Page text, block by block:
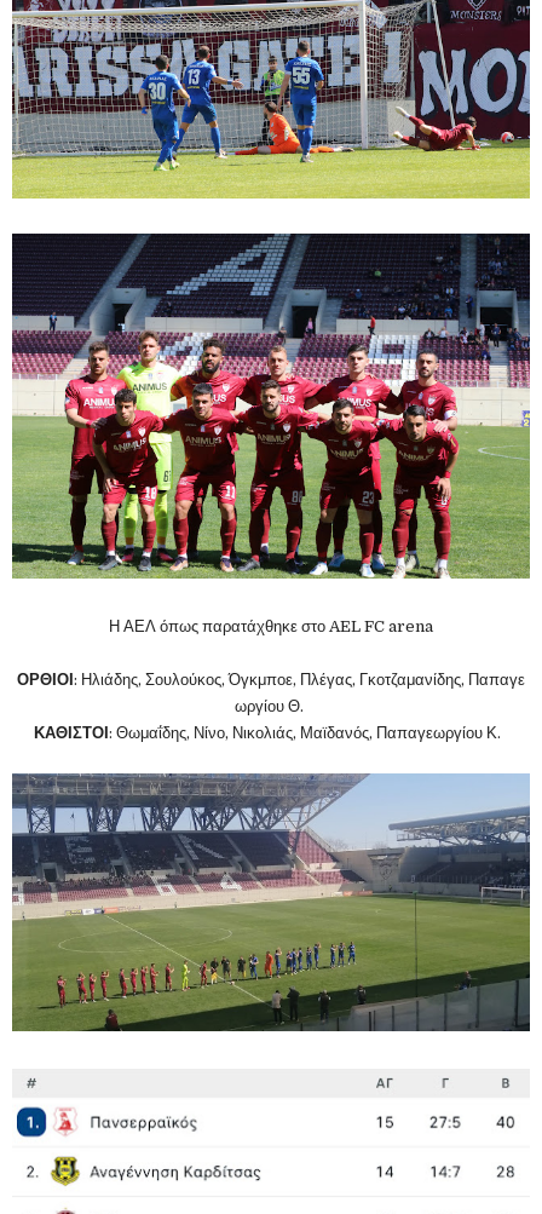
Η ΑΕΛ όπως παρατάχθηκε στο AEL FC arena
ΟΡΘΙΟΙ : Ηλιάδης, Σουλούκος,Όγκμποε, Πλέγας, Γκοτζαμανίδης, Παπαγε
ωργίου Θ.
ΚΑΘΙΣΤΟΙ : Θωμαΐδης, Νίνο, Νικολιάς, Μαϊδανός, Παπαγεωργίου Κ.